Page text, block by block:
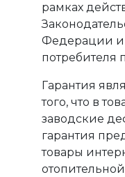
рамках
Федерации и
потребителя
Гарантия
того, что в
заводские
гарантия
товары